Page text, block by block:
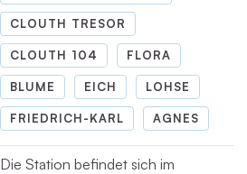
CLOUTH TRESOR
CLOUTH 104 FLORA
BLUME EICH LOHSE
FRIEDRICH-KARL AGNES
Die Station befindet sich im